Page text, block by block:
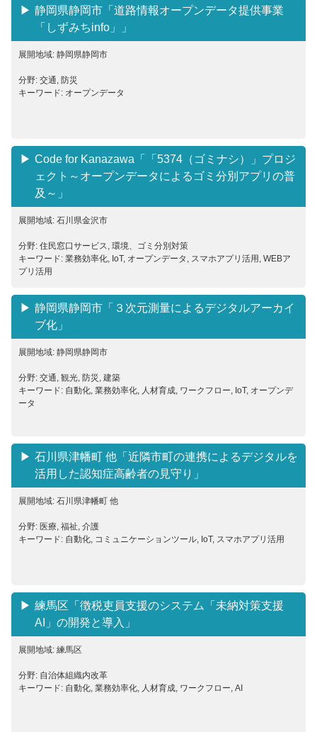
静岡県静岡市「道路情報オープンデータ提供事業
「しずみちinfo」」
展開地域: 静岡県静岡市
分野: 交通, 防災
キーワード: オープンデータ
Code for Kanazawa「「5374（ゴミナシ）」プロジ
ェクト～オープンデータによるゴミ分別アプリの普
及～」
展開地域: 石川県金沢市
分野: 住民窓口サービス, 環境、ゴミ分別対策
キーワード: 業務効率化, IoT, オープンデータ, スマホアプリ活用, WEBア
プリ活用
静岡県静岡市「３次元測量によるデジタルアーカイ
ブ化」
展開地域: 静岡県静岡市
分野: 交通, 観光, 防災, 建築
キーワード: 自動化, 業務効率化, 人材育成, ワークフロー, IoT, オープンデ
ータ
石川県津幡町 他「近隣市町の連携によるデジタルを
活用した認知症高齢者の見守り」
展開地域: 石川県津幡町 他
分野: 医療, 福祉, 介護
キーワード: 自動化, コミュニケーションツール, IoT, スマホアプリ活用
練馬区「徴税吏員支援のシステム「未納対策支援
AI」の開発と導入」
展開地域: 練馬区
分野: 自治体組織内改革
キーワード: 自動化, 業務効率化, 人材育成, ワークフロー, AI